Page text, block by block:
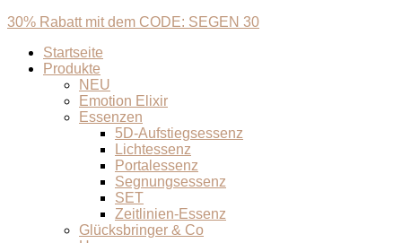
30% Rabatt mit dem CODE: SEGEN 30
Startseite
Produkte
NEU
Emotion Elixir
Essenzen
5D-Aufstiegsessenz
Lichtessenz
Portalessenz
Segnungsessenz
SET
Zeitlinien-Essenz
Glücksbringer & Co